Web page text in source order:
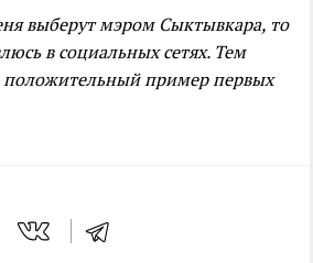
выберут мэром Сыктывкара, то
в социальных сетях. Тем
положительный пример первых